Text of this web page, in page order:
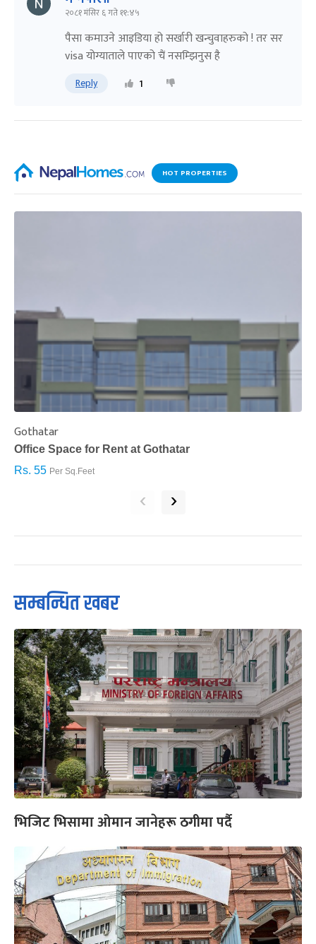
२०८१ मंसिर ६ गते ११:४५
पैसा कमाउने आइडिया हो सर्खारी खन्चुवाहरुको ! तर सर
visa योग्याताले पाएको चैं नसम्झिनुस है
Reply 1
HOT PROPERTIES
Gothatar
Office Space for Rent at Gothatar
Rs. 55 Per Sq.Feet
‹ ›
सम्बन्धित खबर
भिजिट भिसामा ओमान जानेहरू ठगीमा पर्दै